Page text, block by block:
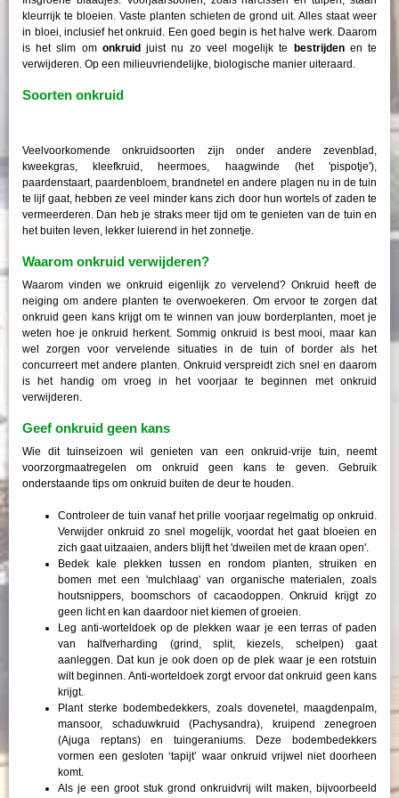
kleurrijk te bloeien. Vaste planten schieten de grond uit. Alles staat weer
in bloei, inclusief het onkruid. Een goed begin is het halve werk. Daarom
is het slim om onkruidjuist nu zo veel mogelijk te bestrijdenen te
verwijderen. Op een milieuvriendelijke, biologische manier uiteraard.
Soorten onkruid
Veelvoorkomende onkruidsoorten zijn onder andere zevenblad,
kweekgras, kleefkruid, heermoes, haagwinde (het 'pispotje'),
paardenstaart, paardenbloem, brandnetel en andere plagen nu in de tuin
te lijf gaat, hebben ze veel minder kans zich door hun wortels of zaden te
vermeerderen. Dan heb je straks meer tijd om te genieten van de tuin en
het buiten leven, lekker luierend in het zonnetje.
Waarom onkruid verwijderen?
Waarom vinden we onkruid eigenlijk zo vervelend? Onkruid heeft de
neiging om andere planten te overwoekeren. Om ervoor te zorgen dat
onkruid geen kans krijgt om te winnen van jouw borderplanten, moet je
weten hoe je onkruid herkent. Sommig onkruid is best mooi, maar kan
wel zorgen voor vervelende situaties in de tuin of border als het
concurreert met andere planten. Onkruid verspreidt zich snel en daarom
is het handig om vroeg in het voorjaar te beginnen met onkruid
verwijderen.
Geef onkruid geen kans
Wie dit tuinseizoen wil genieten van een onkruid-vrije tuin, neemt
voorzorgmaatregelen om onkruid geen kans te geven. Gebruik
onderstaande tips om onkruid buiten de deur te houden.
Controleer de tuin vanaf het prille voorjaar regelmatig op onkruid.
Verwijder onkruid zo snel mogelijk, voordat het gaat bloeien en
zich gaat uitzaaien, anders blijft het 'dweilen met de kraan open'.
Bedek kale plekken tussen en rondom planten, struiken en
bomen met een 'mulchlaag' van organische materialen, zoals
houtsnippers, boomschors of cacaodoppen. Onkruid krijgt zo
geen licht en kan daardoor niet kiemen of groeien.
Leg anti-worteldoek op de plekken waar je een terras of paden
van halfverharding (grind, split, kiezels, schelpen) gaat
aanleggen. Dat kun je ook doen op de plek waar je een rotstuin
wilt beginnen. Anti-worteldoek zorgt ervoor dat onkruid geen kans
krijgt.
Plant sterke bodembedekkers, zoals dovenetel, maagdenpalm,
mansoor, schaduwkruid (Pachysandra), kruipend zenegroen
(Ajuga reptans) en tuingeraniums. Deze bodembedekkers
vormen een gesloten ‘tapijt’ waar onkruid vrijwel niet doorheen
komt.
Als je een groot stuk grond onkruidvrij wilt maken, bijvoorbeeld